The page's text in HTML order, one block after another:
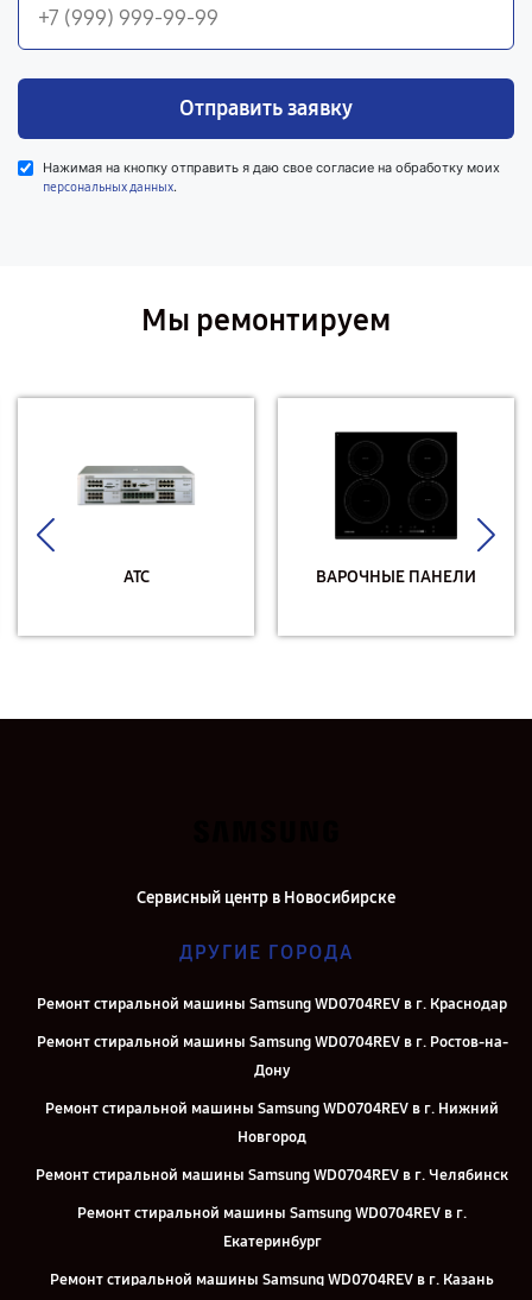
Отправить заявку
Нажимая на кнопку отправить я даю свое согласие на обработку моих
персональных данных.
Мы ремонтируем
АТС ВАРОЧНЫЕ ПАНЕЛИ
Сервисный центр в Новосибирске
ДРУГИЕ ГОРОДА
Ремонт стиральной машины Samsung WD0704REV в г. Краснодар
Ремонт стиральной машины Samsung WD0704REV в г. Ростов-на-
Дону
Ремонт стиральной машины Samsung WD0704REV в г. Нижний
Новгород
Ремонт стиральной машины Samsung WD0704REV в г. Челябинск
Ремонт стиральной машины Samsung WD0704REV в г.
Екатеринбург
Ремонт стиральной машины Samsung WD0704REV в г. Казань